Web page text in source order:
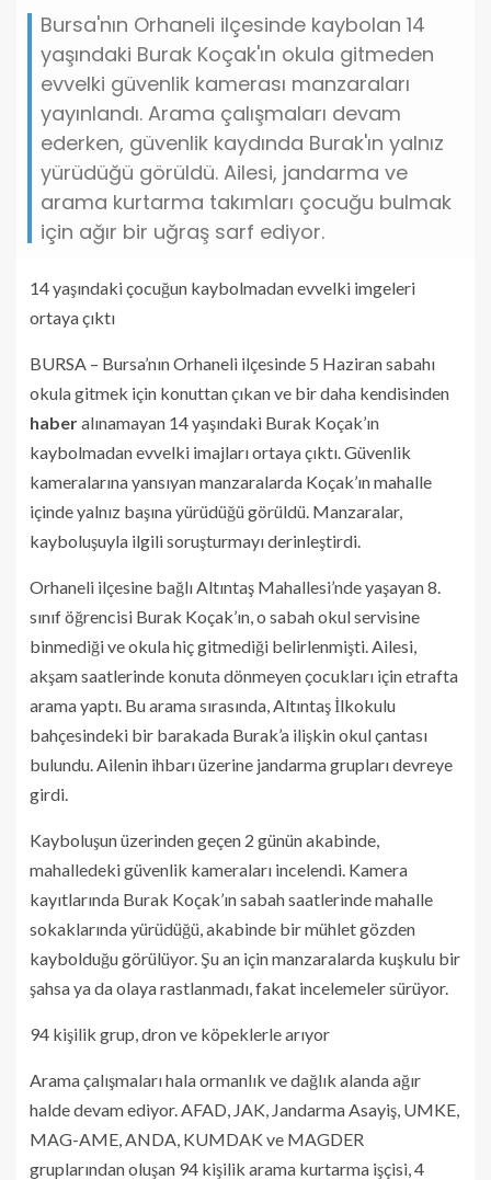
Bursa'nın Orhaneli ilçesinde kaybolan 14
yaşındaki Burak Koçak'ın okula gitmeden
evvelki güvenlik kamerası manzaraları
yayınlandı. Arama çalışmaları devam
ederken, güvenlik kaydında Burak'ın yalnız
yürüdüğü görüldü. Ailesi, jandarma ve
arama kurtarma takımları çocuğu bulmak
için ağır bir uğraş sarf ediyor.
14 yaşındaki çocuğun kaybolmadan evvelki imgeleri
ortaya çıktı
BURSA – Bursa’nın Orhaneli ilçesinde 5 Haziran sabahı
okula gitmek için konuttan çıkan ve bir daha kendisinden
haberalınamayan 14 yaşındaki Burak Koçak’ın
kaybolmadan evvelki imajları ortaya çıktı. Güvenlik
kameralarına yansıyan manzaralarda Koçak’ın mahalle
içinde yalnız başına yürüdüğü görüldü. Manzaralar,
kayboluşuyla ilgili soruşturmayı derinleştirdi.
Orhaneli ilçesine bağlı Altıntaş Mahallesi’nde yaşayan 8.
sınıf öğrencisi Burak Koçak’ın, o sabah okul servisine
binmediği ve okula hiç gitmediği belirlenmişti. Ailesi,
akşam saatlerinde konuta dönmeyen çocukları için etrafta
arama yaptı. Bu arama sırasında, Altıntaş İlkokulu
bahçesindeki bir barakada Burak’a ilişkin okul çantası
bulundu. Ailenin ihbarı üzerine jandarma grupları devreye
girdi.
Kayboluşun üzerinden geçen 2 günün akabinde,
mahalledeki güvenlik kameraları incelendi. Kamera
kayıtlarında Burak Koçak’ın sabah saatlerinde mahalle
sokaklarında yürüdüğü, akabinde bir mühlet gözden
kaybolduğu görülüyor. Şu an için manzaralarda kuşkulu bir
şahsa ya da olaya rastlanmadı, fakat incelemeler sürüyor.
94 kişilik grup, dron ve köpeklerle arıyor
Arama çalışmaları hala ormanlık ve dağlık alanda ağır
halde devam ediyor. AFAD, JAK, Jandarma Asayiş, UMKE,
MAG-AME, ANDA, KUMDAK ve MAGDER
gruplarından oluşan 94 kişilik arama kurtarma işçisi, 4